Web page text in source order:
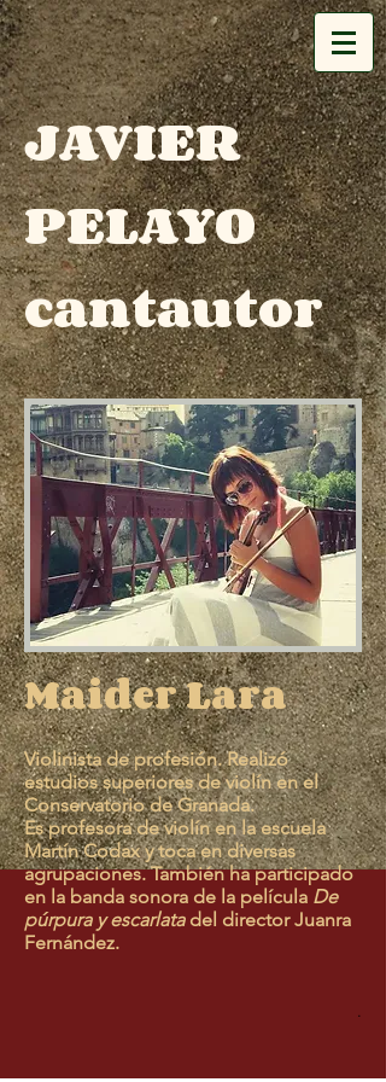
JAVIER
PELAYO
cantautor
Maider Lara
Violinista de profesión. Realizó
estudios superiores de violín en el
Conservatorio de Granada.
Es profesora de violín en la escuela
Martín Codax y toca en diversas
agrupaciones. También ha participado
en la banda sonora de la película De
púrpura y escarlatadel director Juanra
Fernández.
.